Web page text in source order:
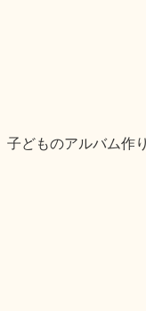
どものアルバム作